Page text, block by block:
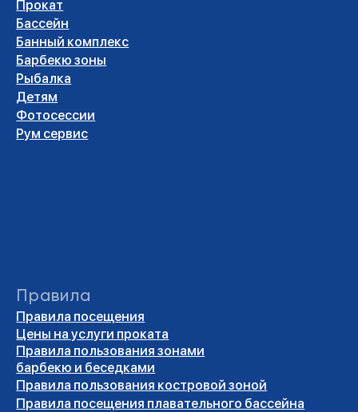
Политика
конфиденциальности
Условия оплаты банковской
картой
Публичная оферта о предоставлении
услуг
Публичная оферта о предоставлении гостиничных